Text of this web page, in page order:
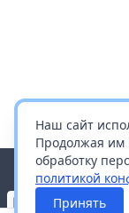
Наш сайт
Продолжая им
обработку
политикой
Принять